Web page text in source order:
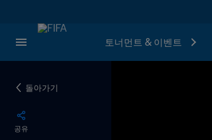
토너먼트 & 이벤트
돌아가기
공유